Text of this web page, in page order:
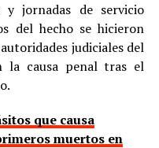
jornadas de servicio
del hecho se hicieron
judiciales del
la causa penal tras el
que causa
muertos en